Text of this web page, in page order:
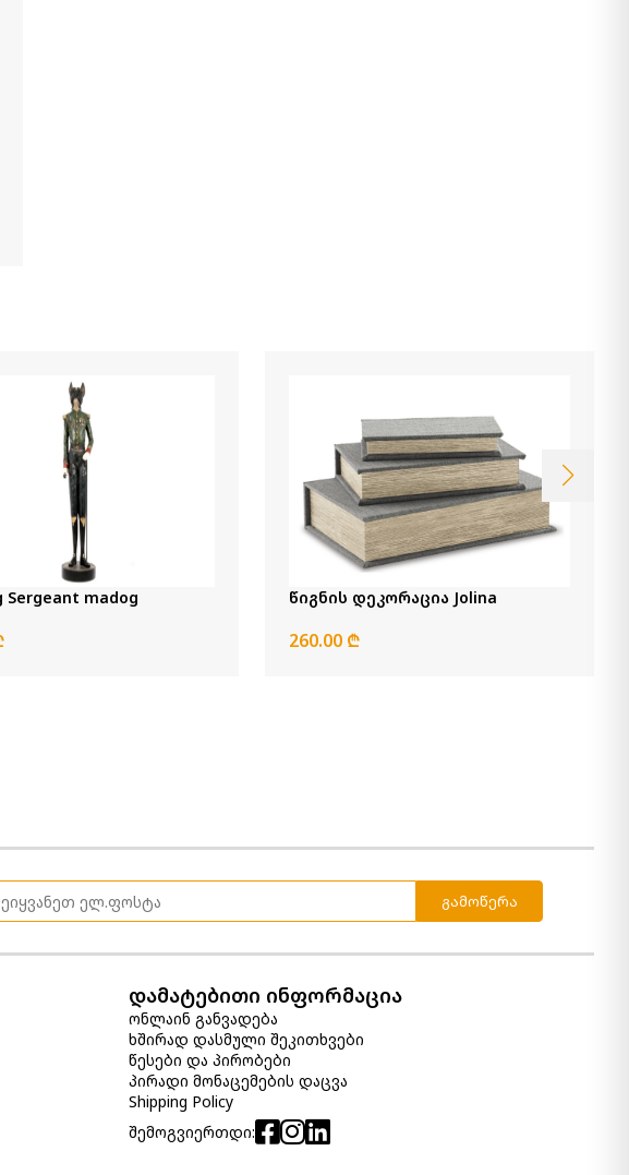
ლანგარი Moises
390.00 ₾
Item: A2000518
ლარნაკი Reclove
160.00 ₾
სასანთლე კომპლექტი (3/ც)
320.00 ₾
ფერი:Gray/White/Brown
ლანგარი Jocelyne
570.00 ₾
Item: A2000455
Sergeant madog წიგნის დეკორაცია Jolina
260.00 ₾
გამოწერა
დამატებითი ინფორმაცია
ონლაინ განვადება
ხშირად დასმული შეკითხვები
წესები და პირობები
პირადი მონაცემების დაცვა
Shipping Policy
შემოგვიერთდი: